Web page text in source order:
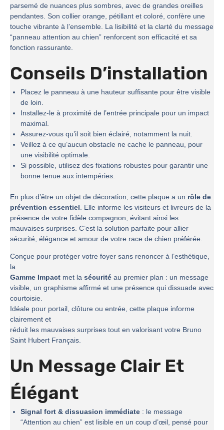
parsemé de nuances plus sombres, avec de grandes oreilles
pendantes. Son collier orange, pétillant et coloré, confère une
touche vibrante à l’ensemble. La lisibilité et la clarté du message
“panneau attention au chien” renforcent son efficacité et sa
fonction rassurante.
Conseils D’installation
Placez le panneau à une hauteur suffisante pour être visible
de loin.
Installez-le à proximité de l’entrée principale pour un impact
maximal.
Assurez-vous qu’il soit bien éclairé, notamment la nuit.
Veillez à ce qu’aucun obstacle ne cache le panneau, pour
une visibilité optimale.
Si possible, utilisez des fixations robustes pour garantir une
bonne tenue aux intempéries.
En plus d’être un objet de décoration, cette plaque a un rôle de
prévention essentiel. Elle informe les visiteurs et livreurs de la
présence de votre fidèle compagnon, évitant ainsi les
mauvaises surprises. C’est la solution parfaite pour allier
sécurité, élégance et amour de votre race de chien préférée.
Conçue pour protéger votre foyer sans renoncer à l’esthétique,
la
Gamme Impact met la sécurité au premier plan : un message
visible, un graphisme affirmé et une présence qui dissuade avec
courtoisie.
Idéale pour portail, clôture ou entrée, cette plaque informe
clairement et
réduit les mauvaises surprises tout en valorisant votre Bruno
Saint Hubert Français.
Un Message Clair Et
Élégant
Signal fort & dissuasion immédiate : le message
“Attention au chien” est lisible en un coup d’œil, pensé pour